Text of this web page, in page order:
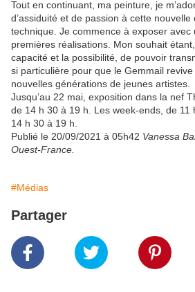
Tout en continuant, ma peinture, je
d’assiduité et de passion à cette
technique. Je commence à exposer avec
premières réalisations. Mon souhait
capacité et la possibilité, de pouvoir
si particulière pour que le Gemmail
nouvelles générations de jeunes artistes.
Jusqu’au 22 mai, exposition dans la nef
de 14 h 30 à 19 h. Les week-ends, de 11
14 h 30 à 19 h.
Publié le 20/09/2021 à 05h42 Vanessa
Ouest-France.
#Médias
Partager